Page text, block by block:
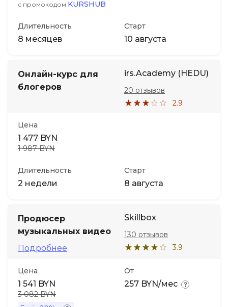
с промокодом KURSHUB
Длительность
8 месяцев
Старт
10 августа
Онлайн-курс для
блогеров
irs.Academy (HEDU)
2.9
20 отзывов
Цена
1 477 BYN
1 987 BYN
Длительность
2 недели
Старт
8 августа
Продюсер
музыкальных видео
Подробнее
Skillbox
3.9
130 отзывов
Цена
1 541 BYN
3 082 BYN
От
257 BYN/мес